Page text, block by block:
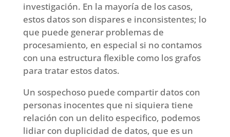
investigación. En la mayoría de los casos,
estos datos son dispares e inconsistentes; lo
que puede generar problemas de
procesamiento, en especial si no contamos
con una estructura flexible como los grafos
para tratar estos datos.
Un sospechoso puede compartir datos con
personas inocentes que ni siquiera tiene
relación con un delito especifico, podemos
lidiar con duplicidad de datos, que es un